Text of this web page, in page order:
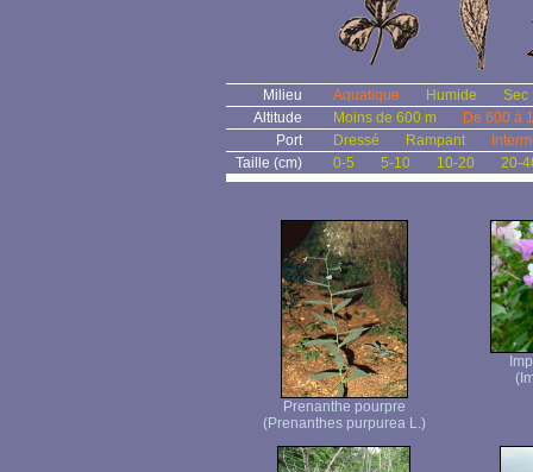
Milieu Aquatique Humide
Sec
Altitude
Moins de 600 m
De 600 à
Port
Dressé Rampant
Taille (cm)
0-5 5-10 10-20 20-
Prenanthe pourpre
(Prenanthes purpurea L.)